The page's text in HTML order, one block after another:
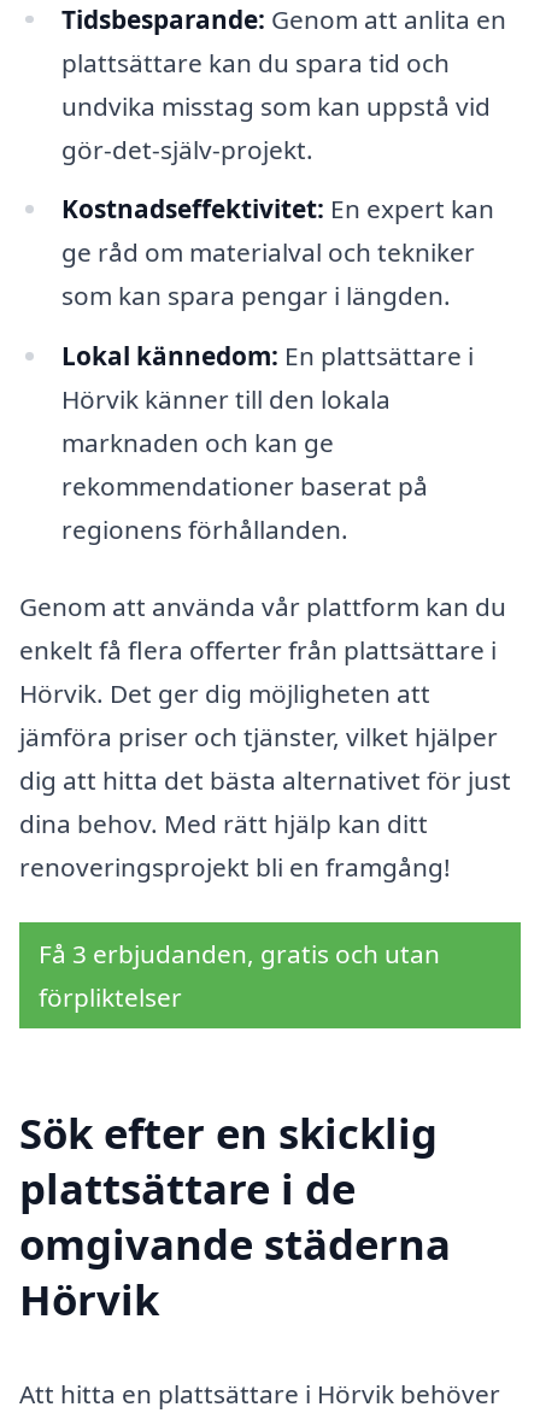
Tidsbesparande: Genom att anlita en
plattsättare kan du spara tid och
undvika misstag som kan uppstå vid
gör-det-själv-projekt.
Kostnadseffektivitet: En expert kan
ge råd om materialval och tekniker
som kan spara pengar i längden.
Lokal kännedom: En plattsättare i
Hörvik känner till den lokala
marknaden och kan ge
rekommendationer baserat på
regionens förhållanden.
Genom att använda vår plattform kan du
enkelt få flera offerter från plattsättare i
Hörvik. Det ger dig möjligheten att
jämföra priser och tjänster, vilket hjälper
dig att hitta det bästa alternativet för just
dina behov. Med rätt hjälp kan ditt
renoveringsprojekt bli en framgång!
Få 3 erbjudanden, gratis och utan
förpliktelser
Sök efter en skicklig
plattsättare i de
omgivande städerna
Hörvik
Att hitta en plattsättare i Hörvik behöver